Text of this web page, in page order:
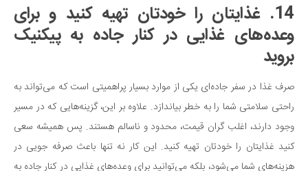
14. غذایتان را خودتان تهیه کنید و برای
وعده‌های غذایی در کنار جاده به پیکنیک
بروید
صرف غذا در سفر جاده‌ای یکی از موارد بسیار پراهمیتی است که می‌تواند به
راحتی سلامتی شما را به خطر بیاندازد. علاوه بر این، گزینه‌هایی که در مسیر
وجود دارند، اغلب گران قیمت، محدود و ناسالم هستند. پس همیشه سعی
کنید غذایتان را خودتان تهیه کنید. این کار نه تنها باعث صرفه جویی در
هزینه‌های شما می‌شود، بلکه می‌توانید برای وعده‌های غذایی در کنار جاده به